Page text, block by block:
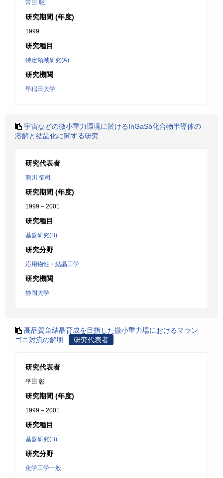
常田 聡
研究期間 (年度)
1999
研究種目
特定領域研究(A)
研究機関
早稲田大学
宇宙などの微小重力環境に於けるInGaSb化合物半導体の
溶解と結晶化に関する研究
研究代表者
熊川 征司
研究期間 (年度)
1999 – 2001
研究種目
基盤研究(B)
研究分野
応用物性・結晶工学
研究機関
静岡大学
高品質単結晶育成を目指した微小重力場におけるマラン
ゴニ対流の解明
研究代表者
研究代表者
平田 彰
研究期間 (年度)
1999 – 2001
研究種目
基盤研究(B)
研究分野
化学工学一般